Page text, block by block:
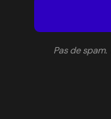
Pas de